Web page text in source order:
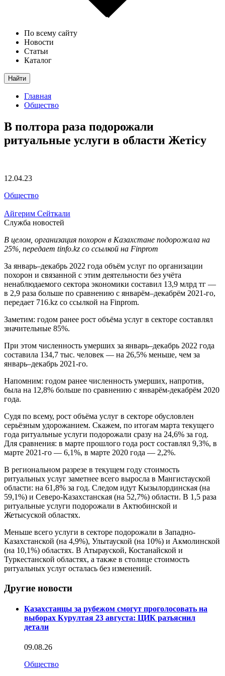
По всему сайту
Новости
Статьи
Каталог
Найти
Главная
Общество
В полтора раза подорожали
ритуальные услуги в области Жетісу
12.04.23
Общество
Айгерим Сейткали
Служба новостей
В целом, организация похорон в Казахстане подорожала на
25%, передает tinfo.kz со ссылкой на Finprom
За январь–декабрь 2022 года объём услуг по организации
похорон и связанной с этим деятельности без учёта
ненаблюдаемого сектора экономики составил 13,9 млрд тг —
в 2,9 раза больше по сравнению с январём–декабрём 2021-го,
передает 716.kz со ссылкой на Finprom.
Заметим: годом ранее рост объёма услуг в секторе составлял
значительные 85%.
При этом численность умерших за январь–декабрь 2022 года
составила 134,7 тыс. человек — на 26,5% меньше, чем за
январь–декабрь 2021-го.
Напомним: годом ранее численность умерших, напротив,
была на 12,8% больше по сравнению с январём-декабрём 2020
года.
Судя по всему, рост объёма услуг в секторе обусловлен
серьёзным удорожанием. Скажем, по итогам марта текущего
года ритуальные услуги подорожали сразу на 24,6% за год.
Для сравнения: в марте прошлого года рост составлял 9,3%, в
марте 2021-го — 6,1%, в марте 2020 года — 2,2%.
В региональном разрезе в текущем году стоимость
ритуальных услуг заметнее всего выросла в Мангистауской
области: на 61,8% за год. Следом идут Кызылординская (на
59,1%) и Северо-Казахстанская (на 52,7%) области. В 1,5 раза
ритуальные услуги подорожали в Актюбинской и
Жетысуской областях.
Меньше всего услуги в секторе подорожали в Западно-
Казахстанской (на 4,9%), Улытауской (на 10%) и Акмолинской
(на 10,1%) областях. В Атырауской, Костанайской и
Туркестанской областях, а также в столице стоимость
ритуальных услуг осталась без изменений.
Другие новости
Казахстанцы за рубежом смогут проголосовать на
выборах Курултая 23 августа: ЦИК разъяснил
детали
09.08.26
Общество